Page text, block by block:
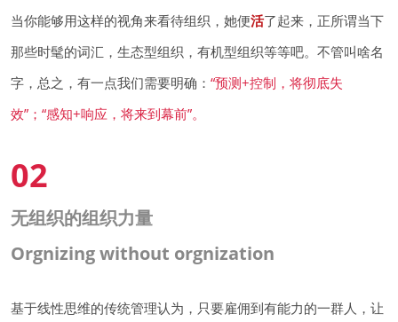
当你能够用这样的视角来看待组织，她便活了起来，正所谓当下
那些时髦的词汇，生态型组织，有机型组织等等吧。不管叫啥名
字，总之，有一点我们需要明确： “预测+控制，将彻底失
效”；“感知+响应，将来到幕前”。
02
无组织的组织力量
Orgnizing without orgnization
基于线性思维的传统管理认为，只要雇佣到有能力的一群人，让